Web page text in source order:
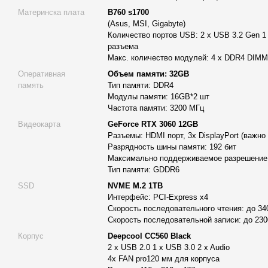
Мощный блок питания (700W), сертифицированный по
Все компоненты помещены в красивый и практичный
Приятным бонусом станет последняя версия операционной
которая уже установлена на компьютер.
Почему следует выбрать рабочую станцию Alfa
на рынке 11 лети имеет более 10 000
профессиональную консультацию
рабочую станцию, если вы не знаете, что вам нужно;
Собственное производство
, гибкие конфигурации
станции можно изменить с пересчетом стоимости);
Используем толькоТОПОВЫЕ, высококачественные
Максимальное соотношение цена-качество.
Максимальная производительностьрабочей станции.
производительности рабочих станций Alfa Server, разгон
охлаждение, настроенный BIOS и бенчмаркинг
Каждая рабочая станция Alfa Server проходит
Материнска плата
B760 s1700
(Asus, MSI, Gigabyte)
Количество портов USB: 2 x USB 3.2 Gen
разъема
Макс. количество модулей: 4 x DDR4 DIMM
Оперативная
память
Объем памяти: 32GB
Тип памяти: DDR4
Модулы памяти: 16GB*2 шт
Частота памяти: 3200 МГц
Видеокарта
GeForce RTX 3060 12GB
Разъемы: HDMI порт, 3х DisplayPort
Разрядность шины памяти: 192 бит
Максимально поддерживаемое
Тип памяти: GDDR6
SSD
NVME M.2 1TB
Интерфейс: PCI-Express x4
Скорость последовательного чтения: до
Скорость последовательной записи: до
Корпус
Deepcool CC560 Black
2 x USB 2.0 1 x USB 3.0 2 x Audio
4x FAN pro120 мм для корпуса